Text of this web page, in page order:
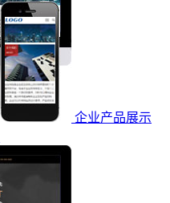
企业产品展示